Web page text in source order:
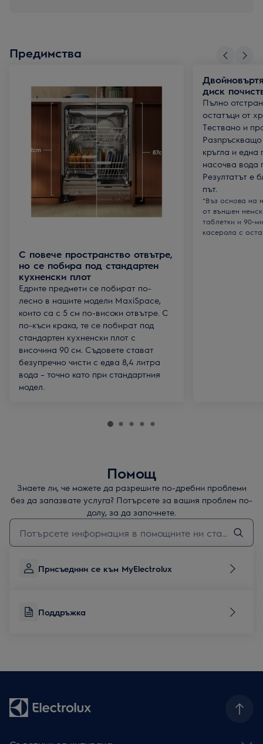
Предимства
С повече пространство отвътре,
но се побира под стандартен
кухненски плот
Едрите предмети се побират по-
лесно в нашите модели MaxiSpace,
които са с 5 см по-високи отвътре. С
по-къси крака, те се побират под
стандартен кухненски плот с
височина 90 см. Съдовете стават
безупречно чисти с едва 8,4 литра
вода – точно като при стандартния
модел.
диск
Пълно
остатъци от
Тествано и
кръгла и една
насочва вода
Резултатът е
път.
*Въз основа на
от външен
таблетки и 90-
касерола с
Помощ
Знаете ли, че можете да разрешите по-дребни проблеми
без да запазвате услуга? Потърсете за вашия проблем по-
долу, за да започнете.
Въведете текст за да потърсите статии за поддръжка
Присъедини се към MyElectrolux
Поддръжка